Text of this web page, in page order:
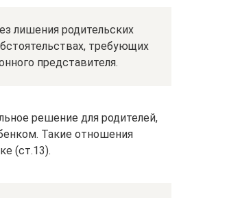
лишения родительских
требующих
представителя.
решение для родителей,
Такие отношения
(ст.13).